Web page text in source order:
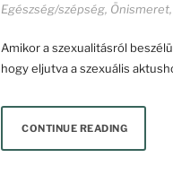
Egészség/szépség, Önismeret,
Amikor a szexualitásról
hogy eljutva a szexuális
CONTINUE READING